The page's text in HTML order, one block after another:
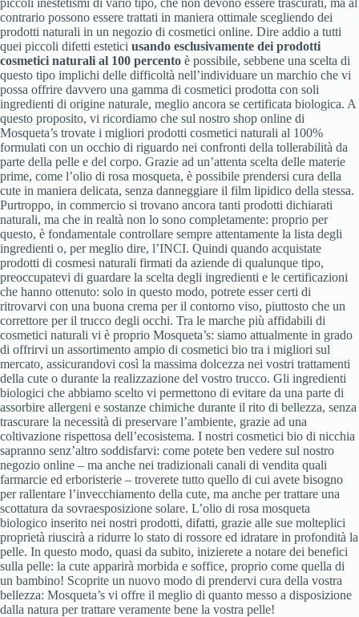
contrario possono essere trattati in maniera ottimale scegliendo dei
prodotti naturali in un negozio di cosmetici online. Dire addio a tutti
quei piccoli difetti estetici usando esclusivamente dei prodotti
cosmetici naturali al 100 percento è possibile, sebbene una scelta di
questo tipo implichi delle difficoltà nell’individuare un marchio che vi
possa offrire davvero una gamma di cosmetici prodotta con soli
ingredienti di origine naturale, meglio ancora se certificata biologica. A
questo proposito, vi ricordiamo che sul nostro shop online di
Mosqueta’s trovate i migliori prodotti cosmetici naturali al 100%
formulati con un occhio di riguardo nei confronti della tollerabilità da
parte della pelle e del corpo. Grazie ad un’attenta scelta delle materie
prime, come l’olio di rosa mosqueta, è possibile prendersi cura della
cute in maniera delicata, senza danneggiare il film lipidico della stessa.
Purtroppo, in commercio si trovano ancora tanti prodotti dichiarati
naturali, ma che in realtà non lo sono completamente: proprio per
questo, è fondamentale controllare sempre attentamente la lista degli
ingredienti o, per meglio dire, l’INCI. Quindi quando acquistate
prodotti di cosmesi naturali firmati da aziende di qualunque tipo,
preoccupatevi di guardare la scelta degli ingredienti e le certificazioni
che hanno ottenuto: solo in questo modo, potrete esser certi di
ritrovarvi con una buona crema per il contorno viso, piuttosto che un
correttore per il trucco degli occhi. Tra le marche più affidabili di
cosmetici naturali vi è proprio Mosqueta’s: siamo attualmente in grado
di offrirvi un assortimento ampio di cosmetici bio tra i migliori sul
mercato, assicurandovi così la massima dolcezza nei vostri trattamenti
della cute o durante la realizzazione del vostro trucco. Gli ingredienti
biologici che abbiamo scelto vi permettono di evitare da una parte di
assorbire allergeni e sostanze chimiche durante il rito di bellezza, senza
trascurare la necessità di preservare l’ambiente, grazie ad una
coltivazione rispettosa dell’ecosistema. I nostri cosmetici bio di nicchia
sapranno senz’altro soddisfarvi: come potete ben vedere sul nostro
negozio online – ma anche nei tradizionali canali di vendita quali
farmarcie ed erboristerie – troverete tutto quello di cui avete bisogno
per rallentare l’invecchiamento della cute, ma anche per trattare una
scottatura da sovraesposizione solare. L’olio di rosa mosqueta
biologico inserito nei nostri prodotti, difatti, grazie alle sue molteplici
proprietà riuscirà a ridurre lo stato di rossore ed idratare in profondità la
pelle. In questo modo, quasi da subito, inizierete a notare dei benefici
sulla pelle: la cute apparirà morbida e soffice, proprio come quella di
un bambino! Scoprite un nuovo modo di prendervi cura della vostra
bellezza: Mosqueta’s vi offre il meglio di quanto messo a disposizione
dalla natura per trattare veramente bene la vostra pelle!